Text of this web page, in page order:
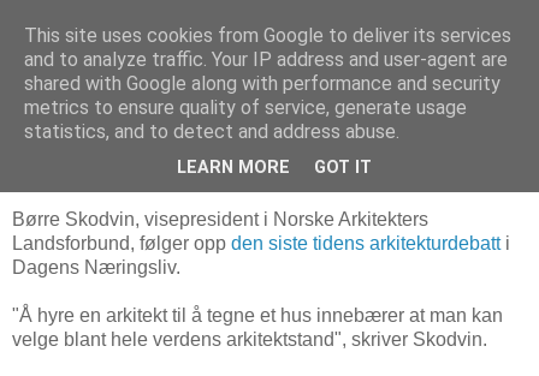
Arkitektur & Miljøteknologi
16 august 2006
"Ugress i hagen"
Børre Skodvin, visepresident i Norske Arkitekters
Landsforbund, følger opp den siste tidens arkitekturdebatti
Dagens Næringsliv.
"Å hyre en arkitekt til å tegne et hus innebærer at man kan
velge blant hele verdens arkitektstand", skriver Skodvin.
This site uses cookies from Google to deliver its services
and to analyze traffic. Your IP address and user-agent are
shared with Google along with performance and security
metrics to ensure quality of service, generate usage
statistics, and to detect and address abuse.
LEARN MORE GOT IT